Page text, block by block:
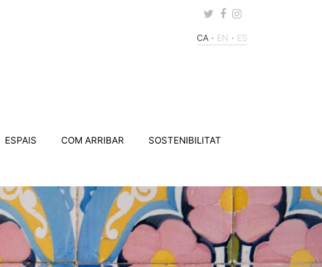
Twitter
Facebook
Instagram
CA EN ES
ESPAIS COM ARRIBAR SOSTENIBILITAT